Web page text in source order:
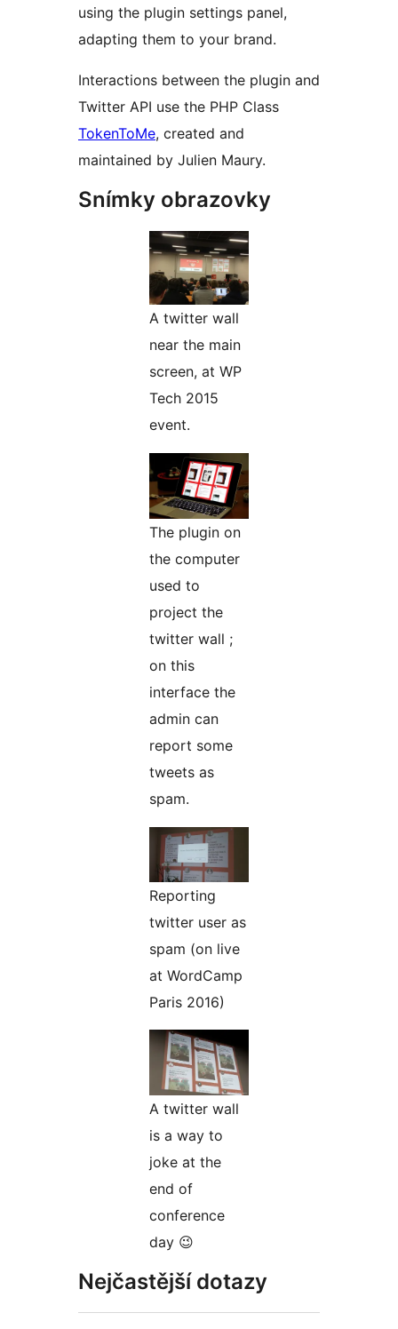
using the plugin settings panel,
adapting them to your brand.
Interactions between the plugin and
Twitter API use the PHP Class
TokenToMe, created and
maintained by Julien Maury.
Snímky obrazovky
A twitter wall
near the main
screen, at WP
Tech 2015
event.
The plugin on
the computer
used to
project the
twitter wall ;
on this
interface the
admin can
report some
tweets as
spam.
Reporting
twitter user as
spam (on live
at WordCamp
Paris 2016)
A twitter wall
is a way to
joke at the
end of
conference
day 😉
Nejčastější dotazy